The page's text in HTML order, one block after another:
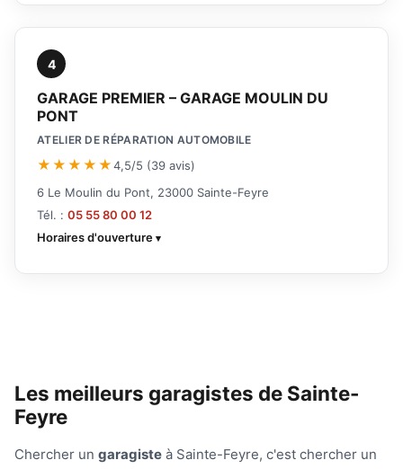
4
GARAGE PREMIER – GARAGE MOULIN DU
PONT
ATELIER DE RÉPARATION AUTOMOBILE
★★★★★4,5/5 (39 avis)
6 Le Moulin du Pont, 23000 Sainte-Feyre
Tél. : 05 55 80 00 12
Horaires d'ouverture
Les meilleurs garagistes de Sainte-
Feyre
Chercher un garagiste à Sainte-Feyre, c'est chercher un